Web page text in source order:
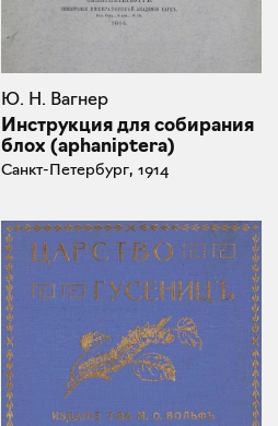
Ю. Н. Вагнер
Инструкция для собирания
блох (aphaniptera)
Санкт-Петербург, 1914